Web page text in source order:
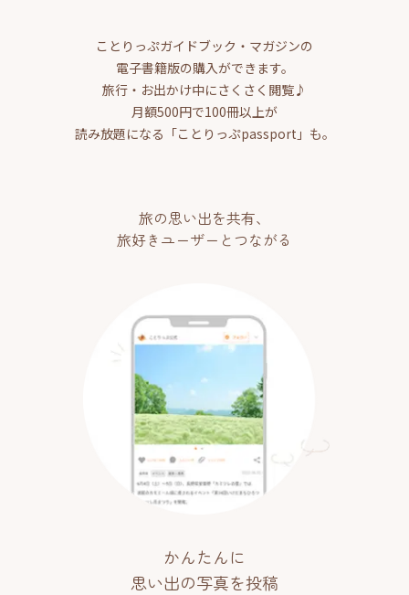
ことりっぷガイドブック・マガジンの
電子書籍版の購入ができます。
旅行・お出かけ中にさくさく閲覧♪
月額500円で100冊以上が
読み放題になる「ことりっぷpassport」も。
旅の思い出を共有、
旅好きユーザーとつながる
かんたんに
思い出の写真を投稿